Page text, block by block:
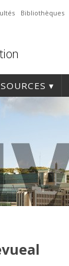
Bibliothèques